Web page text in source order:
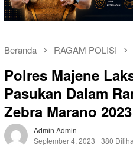
Beranda RAGAM POLISI
Polres Majene
Pasukan Dalam
Zebra Marano 2023
Admin Admin
September 4, 2023
380